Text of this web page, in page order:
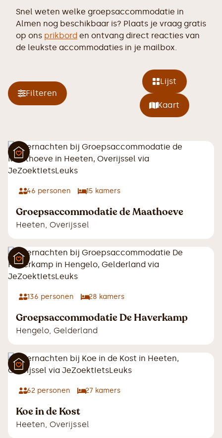
Snel weten welke groepsaccommodatie in
Almen nog beschikbaar is? Plaats je vraag gratis
op ons prikbord en ontvang direct reacties van
de leukste accommodaties in je mailbox.
Filteren
Lijst
Kaart
46 personen 15 kamers
Groepsaccommodatie de Maathoeve
Heeten, Overijssel
136 personen 28 kamers
Groepsaccommodatie De Haverkamp
Hengelo, Gelderland
62 personen 27 kamers
Koe in de Kost
Heeten, Overijssel